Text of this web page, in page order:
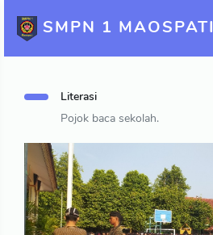
SMPN 1 MAOSPATI
Literasi
Pojok baca sekolah.